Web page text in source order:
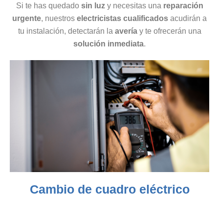
Si te has quedado sin luzy necesitas una reparación
urgente, nuestros electricistas cualificados acudirán a
tu instalación, detectarán la averíay te ofrecerán una
solución inmediata.
Cambio de cuadro eléctrico